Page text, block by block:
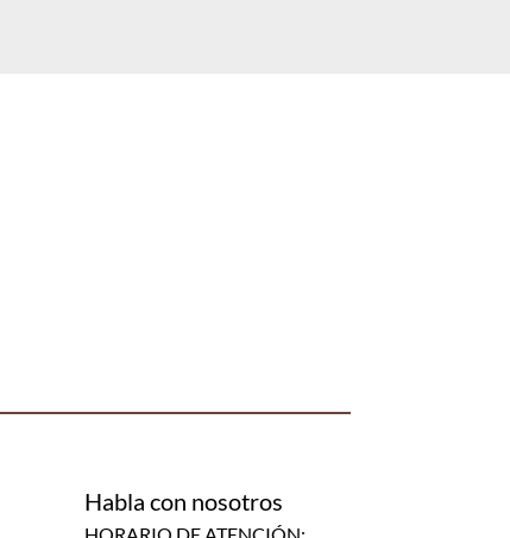
Habla con nosotros
HORARIO DE ATENCIÓN: